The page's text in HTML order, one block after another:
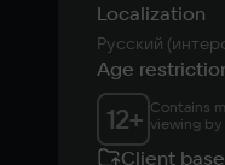
Localization
Русский
Age
12+ Contains
viewing by
Client